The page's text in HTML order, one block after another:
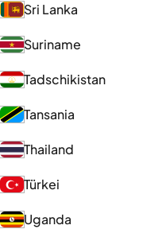
Sri Lanka
Suriname
Tadschikistan
Tansania
Thailand
Türkei
Uganda